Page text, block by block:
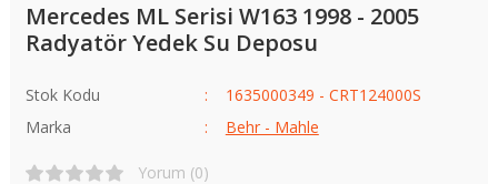
Mercedes ML Serisi W163 1998 - 2005
Radyatör Yedek Su Deposu
Stok Kodu
1635000349 - CRT124000S
Marka
Behr - Mahle
Yorum (0)